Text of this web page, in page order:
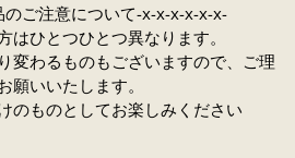
ご注意について-x-x-x-x-x-x-
ひとつひとつ異なります。
変わるものもございますので、ご理
願いいたします。
のものとしてお楽しみください